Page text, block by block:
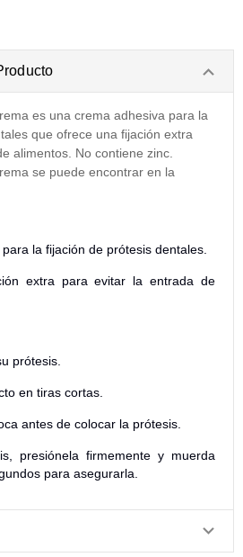
es una crema adhesiva para la
que ofrece una fijación extra
alimentos. No contiene zinc.
se puede encontrar en la
la fijación de prótesis dentales.
extra para evitar la entrada de
prótesis.
en tiras cortas.
antes de colocar la prótesis.
presiónela firmemente y muerda
para asegurarla.